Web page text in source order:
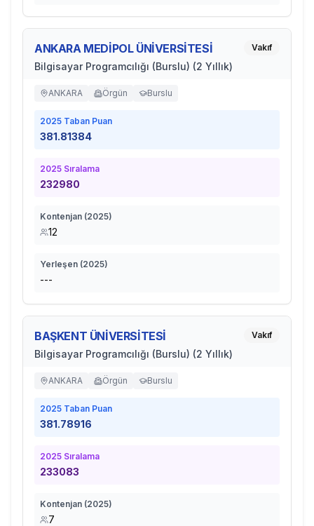
ANKARA MEDİPOL ÜNİVERSİTESİ
Bilgisayar Programcılığı (Burslu) (2 Yıllık)
Vakıf
ANKARA Örgün Burslu
2025 Taban Puan
381.81384
2025 Sıralama
232980
Kontenjan (2025)
12
Yerleşen (2025)
---
BAŞKENT ÜNİVERSİTESİ
Bilgisayar Programcılığı (Burslu) (2 Yıllık)
Vakıf
ANKARA Örgün Burslu
2025 Taban Puan
381.78916
2025 Sıralama
233083
Kontenjan (2025)
7